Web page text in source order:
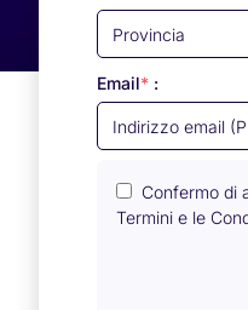
Email* :
Confermo di
Termini e le